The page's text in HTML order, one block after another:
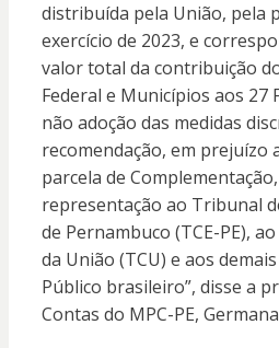
distribuída pela União, pela
exercício de 2023, e
valor total da contribuição
Federal e Municípios aos 27
não adoção das medidas
recomendação, em prejuízo
parcela de
representação ao Tribunal
de Pernambuco (TCE-PE),
da União (TCU) e aos
Público brasileiro”, disse a
Contas do MPC-PE,